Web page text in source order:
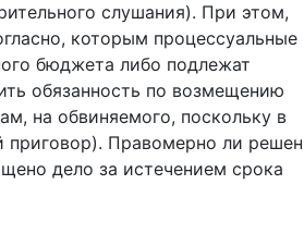
слушания). При этом,
которым процессуальные
бюджета либо подлежат
обязанность по возмещению
на обвиняемого, поскольку в
приговор). Правомерно ли
дело за истечением срока